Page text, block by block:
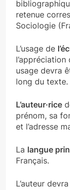
retenue
Sociologie
L’usage de
l’appréciation
usage devra
long du texte.
L’auteur·rice
prénom, sa
et l’adresse
La langue
Français.
L’auteur